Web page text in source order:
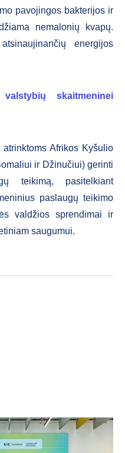
pavojingos bakterijos ir
nemalonių kvapų.
energijos
skaitmeninei
Afrikos Kyšulio
ir Džinučiui) gerinti
teikimą, pasitelkiant
paslaugų teikimo
valdžios sprendimai ir
saugumui.